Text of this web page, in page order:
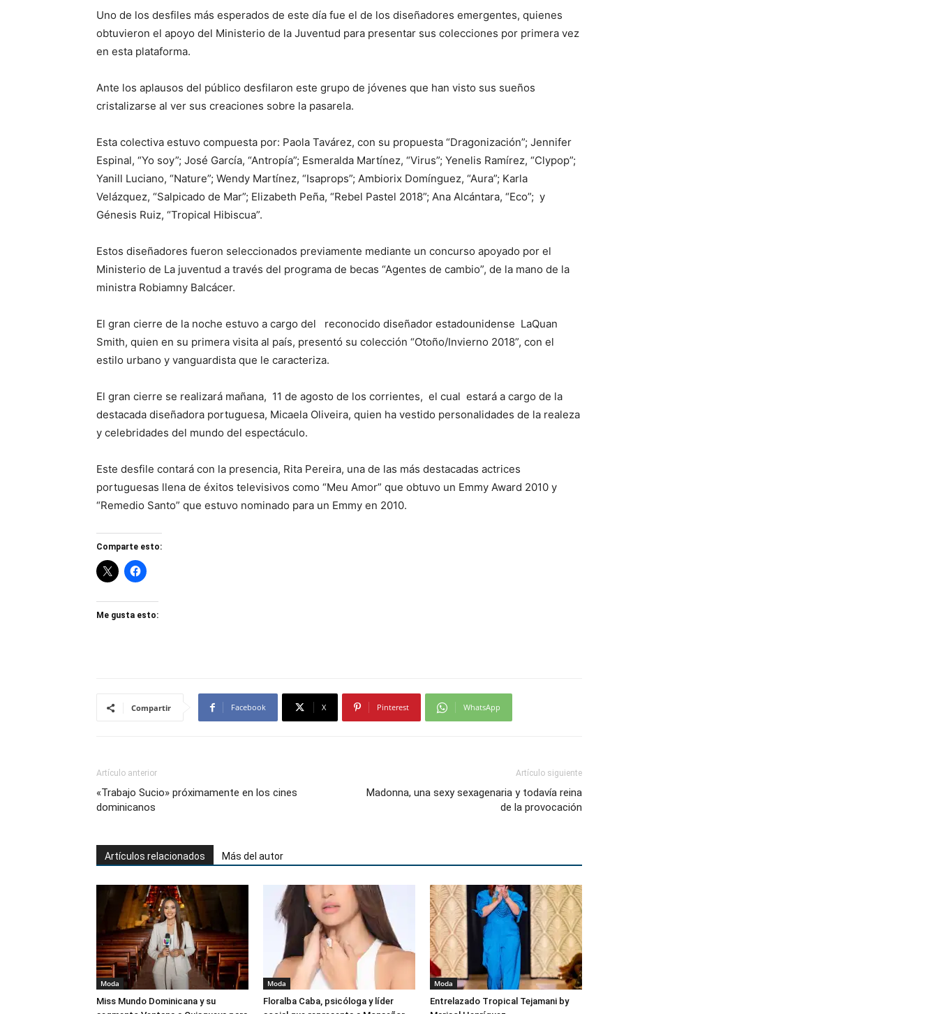
Uno de los desfiles más esperados de este día fue el de los diseñadores emergentes, quienes
obtuvieron el apoyo del Ministerio de la Juventud para presentar sus colecciones por primera vez
en esta plataforma.
Ante los aplausos del público desfilaron este grupo de jóvenes que han visto sus sueños
cristalizarse al ver sus creaciones sobre la pasarela.
Esta colectiva estuvo compuesta por: Paola Tavárez, con su propuesta “Dragonización”; Jennifer
Espinal, “Yo soy”; José García, “Antropía”; Esmeralda Martínez, “Virus”; Yenelis Ramírez, “Clypop”;
Yanill Luciano, “Nature”; Wendy Martínez, “Isaprops”; Ambiorix Domínguez, “Aura”; Karla
Velázquez, “Salpicado de Mar”; Elizabeth Peña, “Rebel Pastel 2018”; Ana Alcántara, “Eco”; y
Génesis Ruiz, “Tropical Hibiscua”.
Estos diseñadores fueron seleccionados previamente mediante un concurso apoyado por el
Ministerio de La juventud a través del programa de becas “Agentes de cambio”, de la mano de la
ministra Robiamny Balcácer.
El gran cierre de la noche estuvo a cargo del reconocido diseñador estadounidense LaQuan
Smith, quien en su primera visita al país, presentó su colección “Otoño/Invierno 2018”, con el
estilo urbano y vanguardista que le caracteriza.
El gran cierre se realizará mañana, 11 de agosto de los corrientes, el cual estará a cargo de la
destacada diseñadora portuguesa, Micaela Oliveira, quien ha vestido personalidades de la realeza
y celebridades del mundo del espectáculo.
Este desfile contará con la presencia, Rita Pereira, una de las más destacadas actrices
portuguesas llena de éxitos televisivos como “Meu Amor” que obtuvo un Emmy Award 2010 y
“Remedio Santo” que estuvo nominado para un Emmy en 2010.
Comparte esto:
Me gusta esto:
Compartir Facebook X Pinterest WhatsApp
Artículo anterior
«Trabajo Sucio» próximamente en los cines
dominicanos
Artículo siguiente
Madonna, una sexy sexagenaria y todavía reina
de la provocación
Artículos relacionados Más del autor
Moda
Miss Mundo Dominicana y su
Moda
Floralba Caba, psicóloga y líder
Moda
Entrelazado Tropical Tejamani by